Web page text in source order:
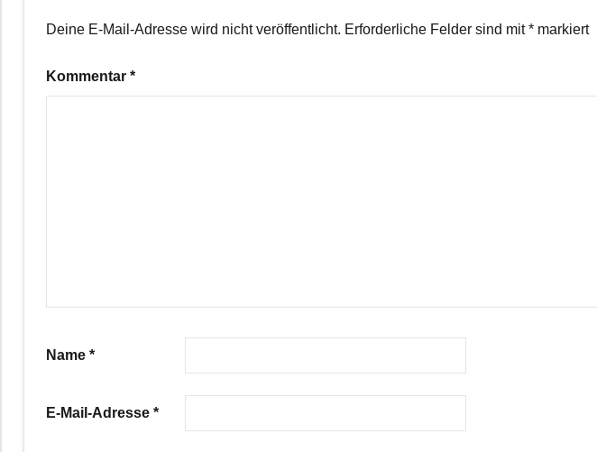
Deine E-Mail-Adresse wird nicht veröffentlicht. Erforderliche Felder sind mit* markiert
Kommentar *
Name *
E-Mail-Adresse *